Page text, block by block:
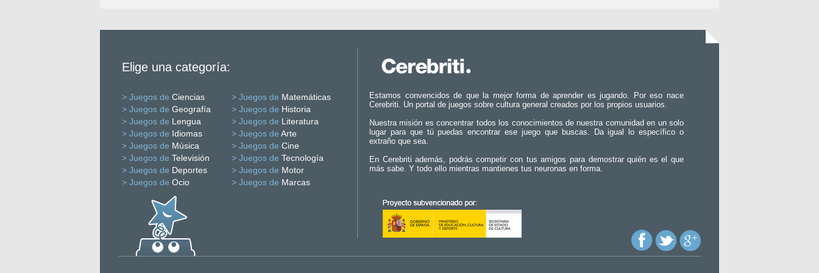
Elige una categoría:
> Juegos de Ciencias > Juegos de Matemáticas
> Juegos de Geografía > Juegos de Historia
> Juegos de Lengua > Juegos de Literatura
> Juegos de Idiomas > Juegos de Arte
> Juegos de Música > Juegos de Cine
> Juegos de Televisión > Juegos de Tecnología
> Juegos de Deportes > Juegos de Motor
> Juegos de Ocio > Juegos de Marcas
Estamos convencidos de que la mejor forma de aprender es jugando. Por eso nace
Cerebriti. Un portal de juegos sobre cultura general creados por los propios usuarios.
Nuestra misión es concentrar todos los conocimientos de nuestra comunidad en un solo
lugar para que tú puedas encontrar ese juego que buscas. Da igual lo específico o
extraño que sea.
En Cerebriti además, podrás competir con tus amigos para demostrar quién es el que
más sabe. Y todo ello mientras mantienes tus neuronas en forma.